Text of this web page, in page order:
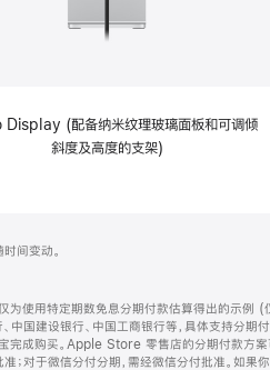
(配备纳米纹理玻璃面板和可调倾
斜度及高度的支架)
间变动。
为使用特定期数免息分期付款估算得出的示例
中国建设银行、中国工商银行等，具体支持分
完成购买。Apple Store 零售店的分期付款方
准；对于微信分付分期，需经微信分付批准。如